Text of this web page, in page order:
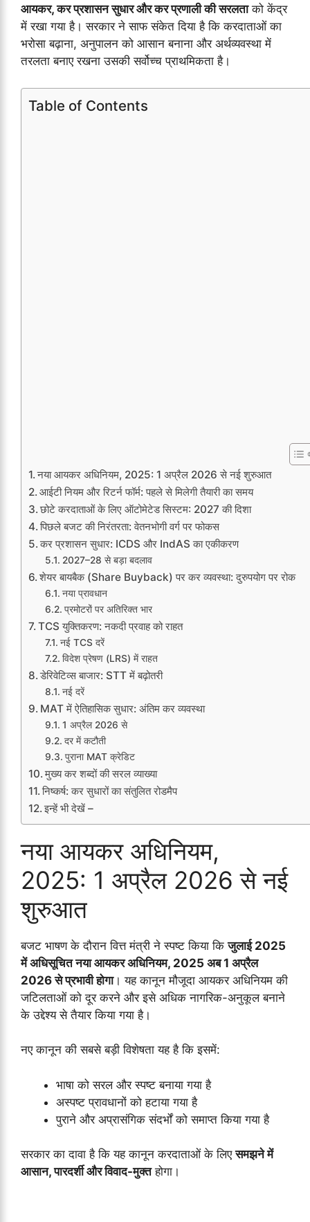
आयकर, कर प्रशासन सुधार और कर प्रणाली की सरलताको केंद्र
में रखा गया है। सरकार ने साफ संकेत दिया है कि करदाताओं का
भरोसा बढ़ाना, अनुपालन को आसान बनाना और अर्थव्यवस्था में
तरलता बनाए रखना उसकी सर्वोच्च प्राथमिकता है।
Table of Contents
नया आयकर अधिनियम, 2025: 1 अप्रैल 2026 से नई शुरुआत
आईटी नियम और रिटर्न फॉर्म: पहले से मिलेगी तैयारी का समय
छोटे करदाताओं के लिए ऑटोमेटेड सिस्टम: 2027 की दिशा
पिछले बजट की निरंतरता: वेतनभोगी वर्ग पर फोकस
कर प्रशासन सुधार: ICDS और IndAS का एकीकरण
2027–28 से बड़ा बदलाव
शेयर बायबैक (Share Buyback) पर कर व्यवस्था: दुरुपयोग पर रोक
नया प्रावधान
प्रमोटरों पर अतिरिक्त भार
TCS युक्तिकरण: नकदी प्रवाह को राहत
नई TCS दरें
विदेश प्रेषण (LRS) में राहत
डेरिवेटिव्स बाजार: STT में बढ़ोतरी
नई दरें
MAT में ऐतिहासिक सुधार: अंतिम कर व्यवस्था
1 अप्रैल 2026 से
दर में कटौती
पुराना MAT क्रेडिट
मुख्य कर शब्दों की सरल व्याख्या
निष्कर्ष: कर सुधारों का संतुलित रोडमैप
इन्हें भी देखें –
नया आयकर अधिनियम,
2025: 1 अप्रैल 2026 से नई
शुरुआत
बजट भाषण के दौरान वित्त मंत्री ने स्पष्ट किया किजुलाई 2025
में अधिसूचित नया आयकर अधिनियम, 2025 अब 1 अप्रैल
2026 से प्रभावी होगा। यह कानून मौजूदा आयकर अधिनियम की
जटिलताओं को दूर करने और इसे अधिक नागरिक-अनुकूल बनाने
के उद्देश्य से तैयार किया गया है।
नए कानून की सबसे बड़ी विशेषता यह है कि इसमें:
भाषा को सरल और स्पष्ट बनाया गया है
अस्पष्ट प्रावधानों को हटाया गया है
पुराने और अप्रासंगिक संदर्भों को समाप्त किया गया है
सरकार का दावा है कि यह कानून करदाताओं के लिएसमझने में
आसान, पारदर्शी और विवाद-मुक्तहोगा।